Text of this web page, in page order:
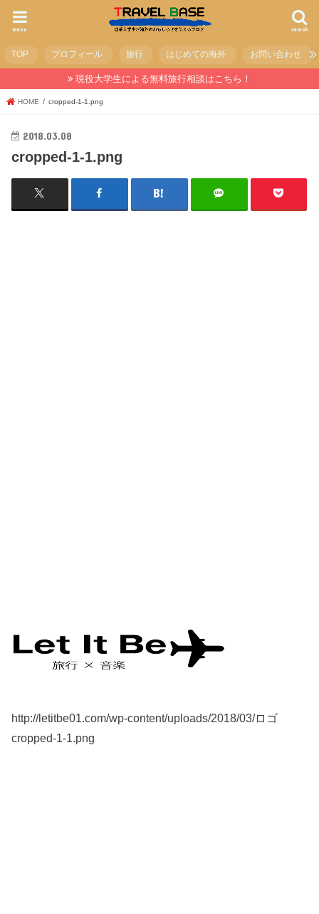
search
menu
TOP プロフィール 旅行 はじめての海外 お問い合わせ
現役大学生による無料旅行相談はこちら！
HOME cropped-1-1.png
2018.03.08
cropped-1-1.png
http://letitbe01.com/wp-content/uploads/2018/03/ロゴ
cropped-1-1.png